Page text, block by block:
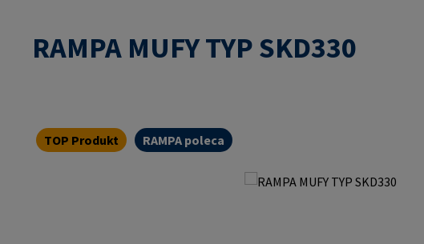
RAMPA MUFY TYP SKD330
TOP Produkt RAMPA poleca